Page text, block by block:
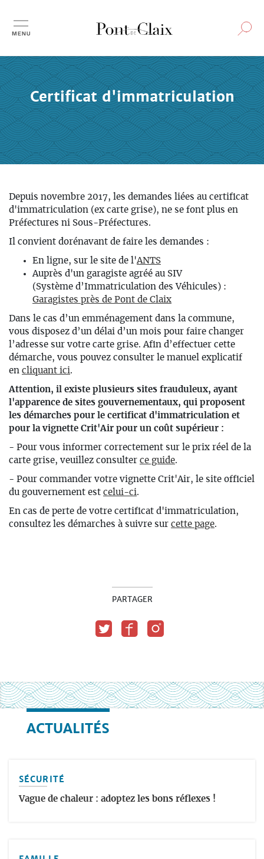
contenu
principal
Certificat d'immatriculation
Depuis novembre 2017, les demandes liées au certificat
d'immatriculation (ex carte grise), ne se font plus en
Préfectures ni Sous-Préfectures.
Il convient dorénavant de faire les demandes :
En ligne, sur le site de l'ANTS
Auprès d'un garagiste agréé au SIV
(Système d’Immatriculation des Véhicules) :
Garagistes près de Pont de Claix
Dans le cas d’un emménagement dans la commune,
vous disposez d’un délai d’un mois pour faire changer
l’adresse sur votre carte grise. Afin d’effectuer cette
démarche, vous pouvez consulter le manuel explicatif
en cliquant ici.
Attention, il existe plusieurs sites frauduleux, ayant
l'apparence de sites gouvernementaux, qui proposent
les démarches pour le certificat d'immatriculation et
pour la vignette Crit'Air pour un coût supérieur :
- Pour vous informer correctement sur le prix réel de la
carte grise, veuillez consulter ce guide.
- Pour commander votre vignette Crit'Air, le site officiel
du gouvernement est celui-ci.
En cas de perte de votre certificat d'immatriculation,
consultez les démarches à suivre sur cette page.
PARTAGER
ACTUALITÉS
SÉCURITÉ
Vague de chaleur : adoptez les bons réflexes !